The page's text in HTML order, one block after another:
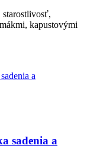
starostlivosť,
kapustovými
sadenia a